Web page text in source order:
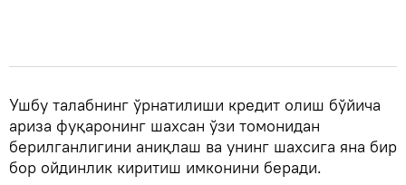
Ушбу талабнинг ўрнатилиши кредит олиш бўйича
ариза фуқаронинг шахсан ўзи томонидан
берилганлигини аниқлаш ва унинг шахсига яна бир
бор ойдинлик киритиш имконини беради.